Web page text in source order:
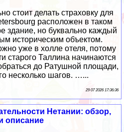
стоит делать страховку для
расположен в таком
здание, но буквально каждый
историческим объектом.
уже в холле отеля, потому
старого Таллина начинаются
до Ратушной площади,
несколько шагов. …...
29 07 2026 17:36:36
Нетании: обзор,
описание